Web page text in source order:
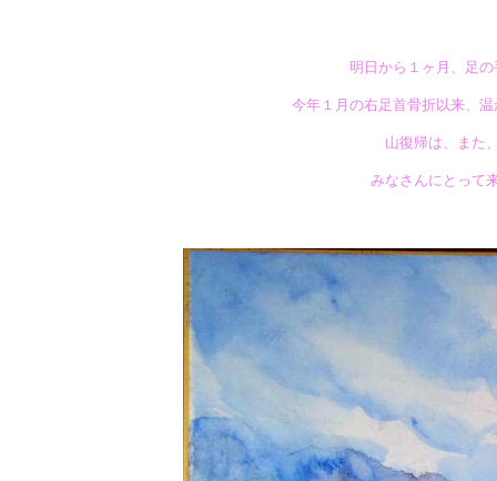
明日から１ヶ月、足
今年１月の右足首骨折以来、
山復帰は、また
みなさんにとって